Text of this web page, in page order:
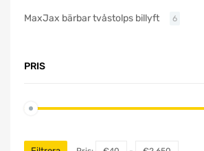
MaxJax bärbar tvåstolps billyft 6
PRIS